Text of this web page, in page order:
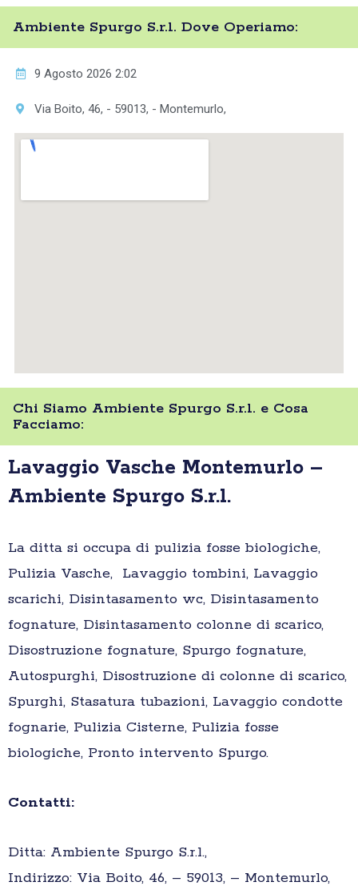
Ambiente Spurgo S.r.l. Dove Operiamo:
9 Agosto 2026 2:02
Via Boito, 46, - 59013, - Montemurlo,
Chi Siamo Ambiente Spurgo S.r.l. e Cosa
Facciamo:
Lavaggio Vasche Montemurlo –
Ambiente Spurgo S.r.l.
La ditta si occupa di pulizia fosse biologiche,
Pulizia Vasche, Lavaggio tombini, Lavaggio
scarichi, Disintasamento wc, Disintasamento
fognature, Disintasamento colonne di scarico,
Disostruzione fognature, Spurgo fognature,
Autospurghi, Disostruzione di colonne di scarico,
Spurghi, Stasatura tubazioni, Lavaggio condotte
fognarie, Pulizia Cisterne, Pulizia fosse
biologiche, Pronto intervento Spurgo.
Contatti:
Ditta: Ambiente Spurgo S.r.l.,
Indirizzo: Via Boito, 46, – 59013, – Montemurlo,